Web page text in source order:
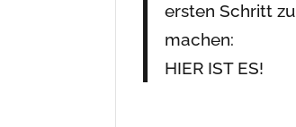
ersten Schritt zu
machen:
HIER IST ES!